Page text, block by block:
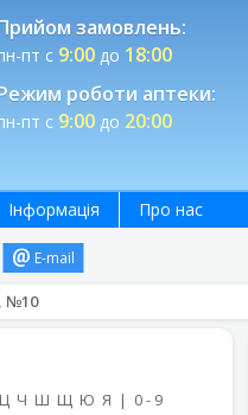
замовлень:
пт с 9:00до 18:00
роботи аптеки:
пт с 9:00до 20:00
E-mail
Інформація Про нас
№10
Ц Ч Ш Щ Ю Я | 0 - 9